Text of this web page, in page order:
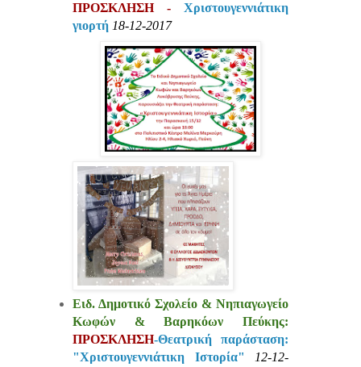
ΠΡΟΣΚΛΗΣΗ - Χριστουγεννιάτικη
γιορτή 18-12-2017
Ειδ. Δημοτικό Σχολείο & Νηπιαγωγείο
Κωφών & Βαρηκόων Πεύκης:
ΠΡΟΣΚΛΗΣΗ-Θεατρική παράσταση:
"Χριστουγεννιάτικη Ιστορία" 12-12-